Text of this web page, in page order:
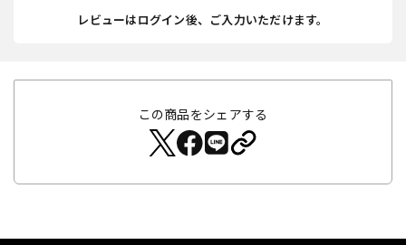
レビューはログイン後、ご入力いただけます。
この商品をシェアする